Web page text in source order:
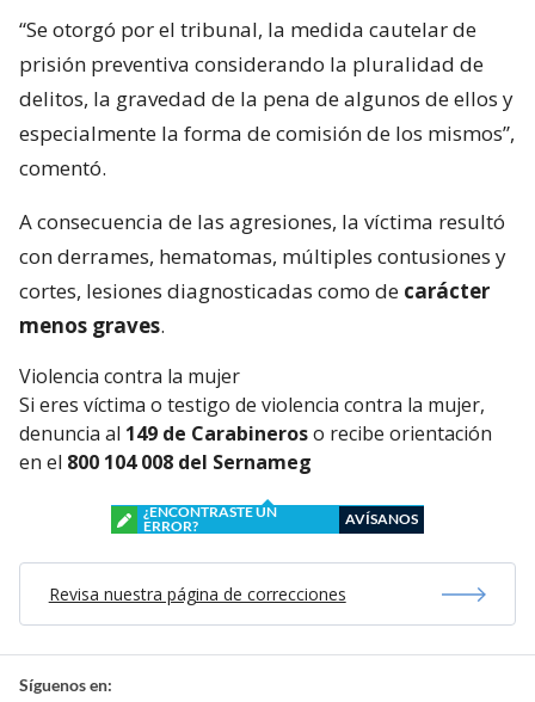
“Se otorgó por el tribunal, la medida cautelar de
prisión preventiva considerando la pluralidad de
delitos, la gravedad de la pena de algunos de ellos y
especialmente la forma de comisión de los mismos”,
comentó.
A consecuencia de las agresiones, la víctima resultó
con derrames, hematomas, múltiples contusiones y
cortes, lesiones diagnosticadas como de carácter
menos graves.
Violencia contra la mujer
Si eres víctima o testigo de violencia contra la mujer,
denuncia al 149 de Carabineroso recibe orientación
en el 800 104 008 del Sernameg
¿ENCONTRASTE UN
ERROR?
AVÍSANOS
Revisa nuestra página de correcciones
Síguenos en: